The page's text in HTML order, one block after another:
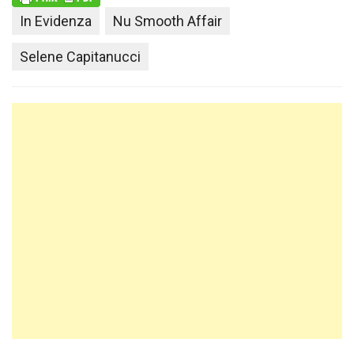
In Evidenza Nu Smooth Affair
Selene Capitanucci